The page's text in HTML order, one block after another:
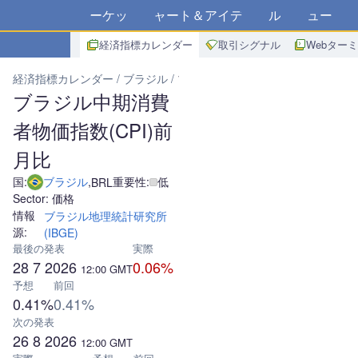
マーケット チャート＆アイデア アルゴ ニュース
経済指標カレンダー 取引シグナル Webター
経済指標カレンダー ブラジル ブラジル中期消費者物価指数(CPI)前
ブラジル中期消費
者物価指数(CPI)前
月比
国: ブラジル,BRL重要性: 低
Sector: 価格
情報
源:
ブラジル地理統計研究所
(IBGE)
最後の発表
28 7 2026 12:00 GMT
実際
0.06%
予想
0.41%
前回
0.41%
次の発表
26 8 2026 12:00 GMT